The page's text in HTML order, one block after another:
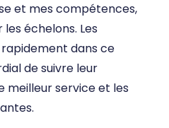
et mes compétences,
les échelons. Les
dans ce
de suivre leur
meilleur service et les